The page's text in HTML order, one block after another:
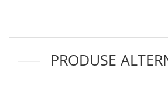
PRODUSE